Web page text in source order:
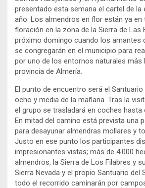
presentado esta semana el cartel de la
año. Los almendros en flor están ya en
floración en la zona de la Sierra de Las
próximo domingo cuando los amantes
se congregarán en el municipio para
por uno de los entornos naturales más
provincia de Almería.
El punto de encuentro será el Santuario
ocho y media de la mañana. Tras la
el grupo se trasladará en coches hasta
En mitad del camino está prevista una
para desayunar almendras mollares y
Justo en ese punto los participantes
impresionantes vistas; más de 4.000
almendros, la Sierra de Los Filabres y
Sierra Nevada y el propio Santuario del
todo el recorrido caminarán por